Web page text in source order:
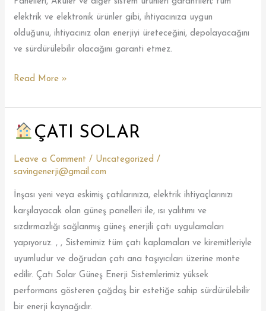
elektrik ve elektronik ürünler gibi, ihtiyacınıza uygun
olduğunu, ihtiyacınız olan enerjiyi üreteceğini, depolayacağını
ve sürdürülebilir olacağını garanti etmez.
Read More »
ÇATI SOLAR
Leave a Comment / Uncategorized /
savingenerji@gmail.com
İnşası yeni veya eskimiş çatılarınıza, elektrik ihtiyaçlarınızı
karşılayacak olan güneş panelleri ile, ısı yalıtımı ve
sızdırmazlığı sağlanmış güneş enerjili çatı uygulamaları
yapıyoruz. , , Sistemimiz tüm çatı kaplamaları ve kiremitleriyle
uyumludur ve doğrudan çatı ana taşıyıcıları üzerine monte
edilir. Çatı Solar Güneş Enerji Sistemlerimiz yüksek
performans gösteren çağdaş bir estetiğe sahip sürdürülebilir
bir enerji kaynağıdır.
SOLAR